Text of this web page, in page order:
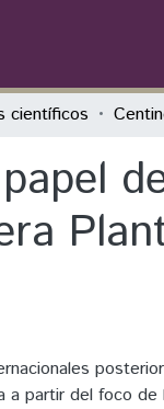
científicos
a partir del foco de